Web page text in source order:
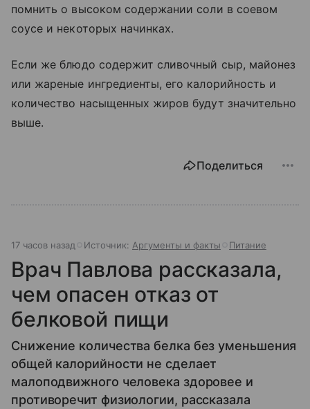
помнить о высоком содержании соли в соевом
соусе и некоторых начинках.
Если же блюдо содержит сливочный сыр, майонез
или жареные ингредиенты, его калорийность и
количество насыщенных жиров будут значительно
выше.
Поделиться
17 часов назад Источник: Аргументы и факты Питание
Врач Павлова рассказала,
чем опасен отказ от
белковой пищи
Снижение количества белка без уменьшения
общей калорийности не сделает
малоподвижного человека здоровее и
противоречит физиологии, рассказала